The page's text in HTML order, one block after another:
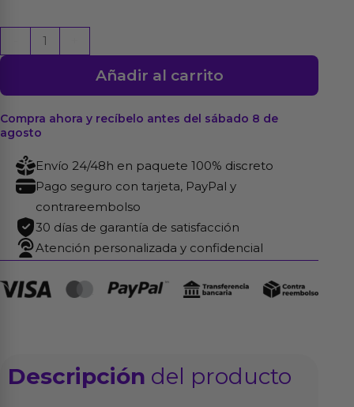
con
Hueco
Jessica
18
cm
cantidad
Añadir al carrito
Compra ahora y recíbelo antes del sábado 8 de
agosto
Envío 24/48h en paquete 100% discreto
Pago seguro con tarjeta, PayPal y
contrareembolso
30 días de garantía de satisfacción
Atención personalizada y confidencial
Descripción del producto